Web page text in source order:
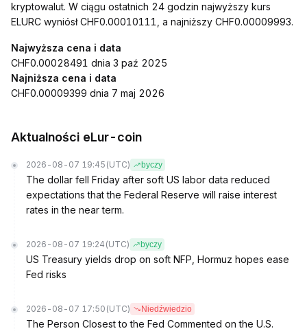
kryptowalut. W ciągu ostatnich 24 godzin najwyższy kurs
ELURC wyniósł CHF0.00010111, a najniższy CHF0.00009993.
Najwyższa cena i data
CHF0.00028491 dnia 3 paź 2025
Najniższa cena i data
CHF0.00009399 dnia 7 maj 2026
Aktualności eLur-coin
2026-08-07 19:45 (UTC) byczy
The dollar fell Friday after soft US labor data reduced
expectations that the Federal Reserve will raise interest
rates in the near term.
2026-08-07 19:24 (UTC) byczy
US Treasury yields drop on soft NFP, Hormuz hopes ease
Fed risks
2026-08-07 17:50 (UTC) Niedźwiedzio
The Person Closest to the Fed Commented on the U.S.